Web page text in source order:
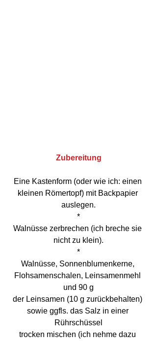
Zubereitung
Eine Kastenform (oder wie ich: einen
kleinen Römertopf) mit Backpapier
auslegen.
*
Walnüsse zerbrechen (ich breche sie
nicht zu klein).
*
Walnüsse, Sonnenblumenkerne,
Flohsamenschalen, Leinsamenmehl
und 90 g
der Leinsamen (10 g zurückbehalten)
sowie ggfls. das Salz in einer
Rührschüssel
trocken mischen (ich nehme dazu